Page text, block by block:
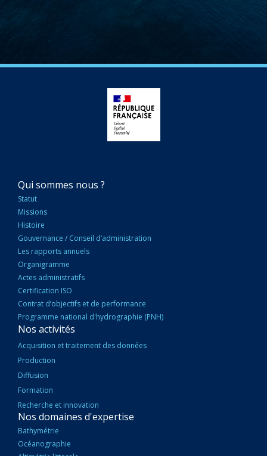
NAVIGATION
PRINCIPALE
Qui sommes nous ?
Statut
Missions
Histoire
Gouvernance / Conseil d’administration
Les rapports annuels
Organigramme
Actes administratifs
Certification ISO
Contrat d’objectifs et de performance
Programme national d'hydrographie (PNH)
Nos activités
Acquisition et traitement des données
Production
Diffusion
Formation
Recherche et innovation
Nos domaines d'expertise
Bathymétrie
Océanographie